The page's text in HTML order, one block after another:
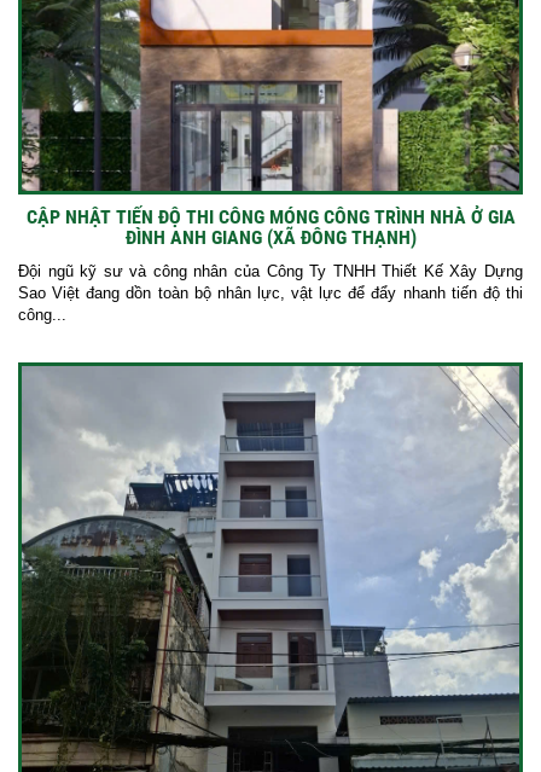
CẬP NHẬT TIẾN ĐỘ THI CÔNG MÓNG CÔNG TRÌNH NHÀ Ở GIA
ĐÌNH ANH GIANG (XÃ ĐÔNG THẠNH)
Đội ngũ kỹ sư và công nhân của Công Ty TNHH Thiết Kế Xây Dựng
Sao Việt đang dồn toàn bộ nhân lực, vật lực để đẩy nhanh tiến độ thi
công...